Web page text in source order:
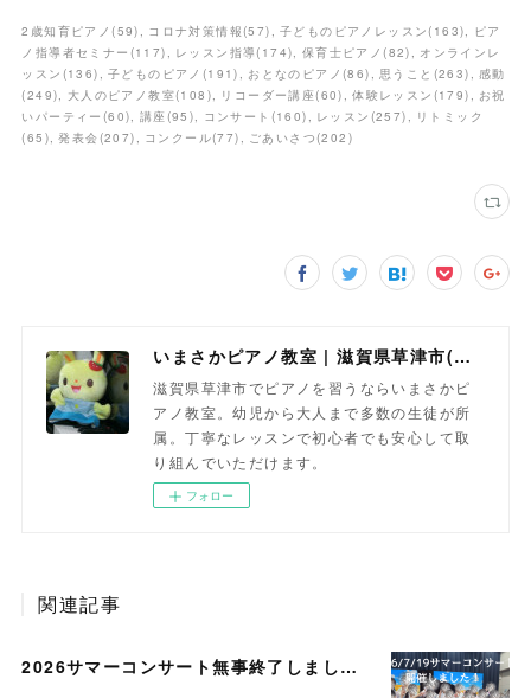
2歳知育ピアノ(59) コロナ対策情報(57) 子どものピアノレッスン( 163)
ピア
ノ指導者セミナー (117) レッスン指導( 174) 保育士ピアノ(82)
オンラインレ
ッスン (136) 子どものピアノ (191) おとなのピアノ(86) 思うこと (263)
感動
(249) 大人のピアノ教室(108 ) リコーダー講座(60) 体験レッスン (179)
お祝
いパーティー (60) 講座 (95 ) コンサート (160) レッスン (257)
リトミック
(65 ) 発表会(207) コンクール(77) ごあいさつ(202 )
いまさかピアノ教室 | 滋賀県草津市(南草津)のピアノ教室
滋賀県草津市でピアノを習うならいまさかピ
アノ教室。幼児から大人まで多数の生徒が所
属。丁寧なレッスンで初心者でも安心して取
り組んでいただけます。
フォロー
関連記事
2026サマーコンサート無事終了しました。